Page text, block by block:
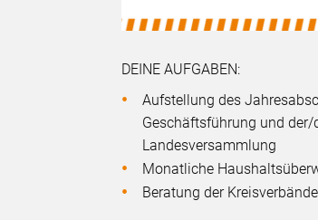
DEINE AUFGABEN:
Aufstellung des
Geschäftsführung und
Landesversammlung
Monatliche
Beratung der